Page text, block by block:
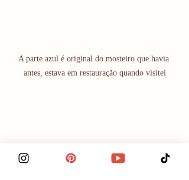
A parte azul é original do mosteiro que havia
antes, estava em restauração quando visitei